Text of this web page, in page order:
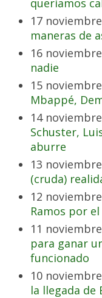
queríamos
17
maneras de
16
nadie
15
Mbappé,
14
Schuster,
aburre
13
(cruda)
12
Ramos por
11
para ganar
funcionado
10
la llegada de